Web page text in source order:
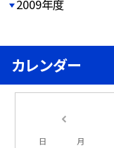
2009年度
カレンダー
日 月